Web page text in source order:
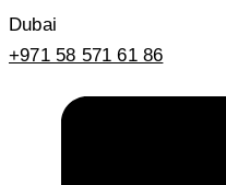
Dubai
+971 58 571 61 86